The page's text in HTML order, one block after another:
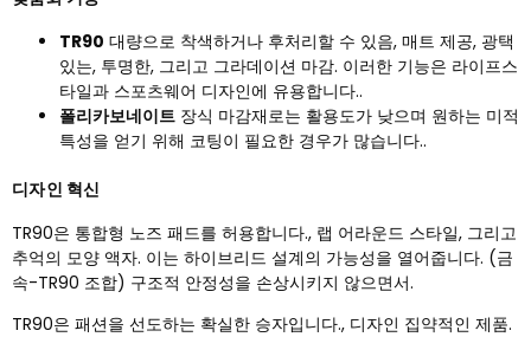
TR90 대량으로 착색하거나 후처리할 수 있음, 매트 제공, 광택
있는, 투명한, 그리고 그라데이션 마감. 이러한 기능은 라이프스
타일과 스포츠웨어 디자인에 유용합니다..
폴리카보네이트 장식 마감재로는 활용도가 낮으며 원하는 미적
특성을 얻기 위해 코팅이 필요한 경우가 많습니다..
디자인 혁신
TR90은 통합형 노즈 패드를 허용합니다., 랩 어라운드 스타일, 그리고
추억의 모양 액자. 이는 하이브리드 설계의 가능성을 열어줍니다. (금
속-TR90 조합) 구조적 안정성을 손상시키지 않으면서.
TR90은 패션을 선도하는 확실한 승자입니다., 디자인 집약적인 제품.